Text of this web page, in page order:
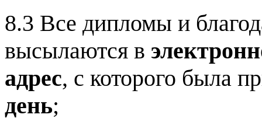
8.3 Все дипломы и
высылаются в
адрес, с которого была
день;